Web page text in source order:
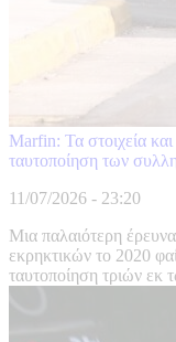
Marfin: Τα στοιχεία
ταυτοποίηση των
11/07/2026 - 23:20
Μια παλαιότερη
εκρηκτικών το 2020
ταυτοποίηση τριών